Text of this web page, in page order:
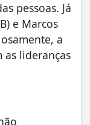
pessoas. Já
e Marcos
a
lideranças